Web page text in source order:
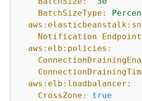
BatchSizeType:
Notification
aws:elb:policies:
aws:elb:loadbalancer:
CrossZone:
true